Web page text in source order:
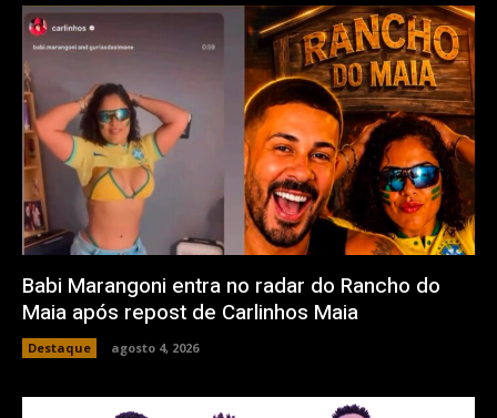
Babi Marangoni entra no radar do Rancho do
Maia após repost de Carlinhos Maia
Destaque agosto 4, 2026